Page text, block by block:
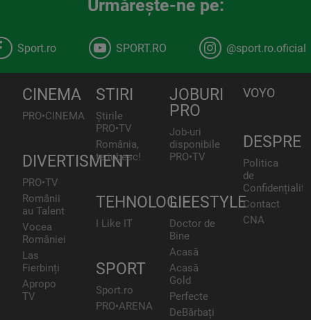
Urmăreşte-ne pe:
Sport.ro SPORT.RO @sport.ro.oficial
CINEMA
PRO•CINEMA
DIVERTISMENT
PRO•TV
Românii
au Talent
Vocea
României
Las
Fierbinți
Apropo
TV
STIRI
Știrile
PRO•TV
România,
te iubesc!
TEHNOLOGIE
I Like IT
SPORT
Sport.ro
PRO•ARENA
JOBURI
PRO
Job-uri
disponibile
PRO•TV
LIFESTYLE
Doctor de
Bine
Acasă
Acasă
Gold
Perfecte
DeBărbați
VOYO
DESPRE
Politica
de
Contact
CNA